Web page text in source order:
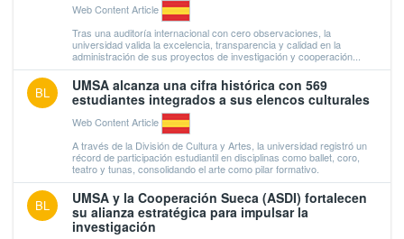
Web Content Article
Tras una auditoría internacional con cero observaciones, la
universidad valida la excelencia, transparencia y calidad en la
administración de sus proyectos de investigación y cooperación...
BL
UMSA alcanza una cifra histórica con 569
estudiantes integrados a sus elencos culturales
Web Content Article
A través de la División de Cultura y Artes, la universidad registró un
récord de participación estudiantil en disciplinas como ballet, coro,
teatro y tunas, consolidando el arte como pilar formativo.
BL
UMSA y la Cooperación Sueca (ASDI) fortalecen
su alianza estratégica para impulsar la
investigación